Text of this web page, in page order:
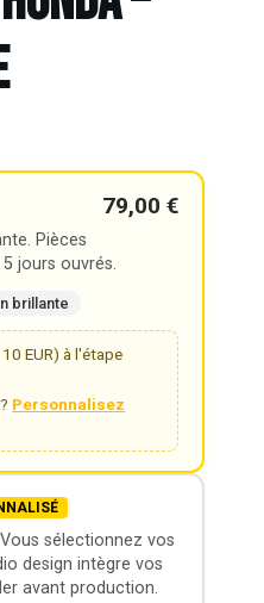
79,00 €
Pièces
jours ouvrés.
brillante
EUR) à l'étape
Personnalisez
sélectionnez vos
design intègre vos
avant production.